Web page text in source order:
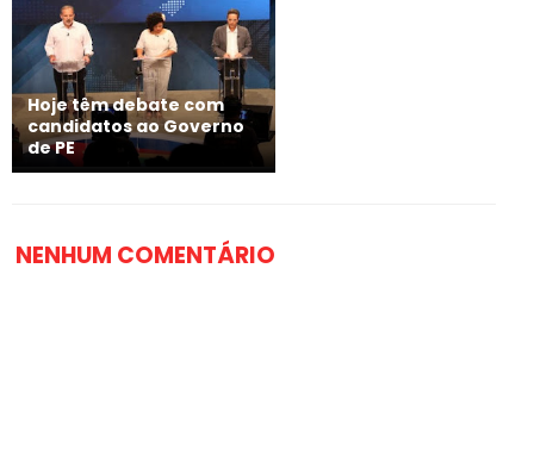
Hoje têm debate com
candidatos ao Governo
de PE
NENHUM COMENTÁRIO